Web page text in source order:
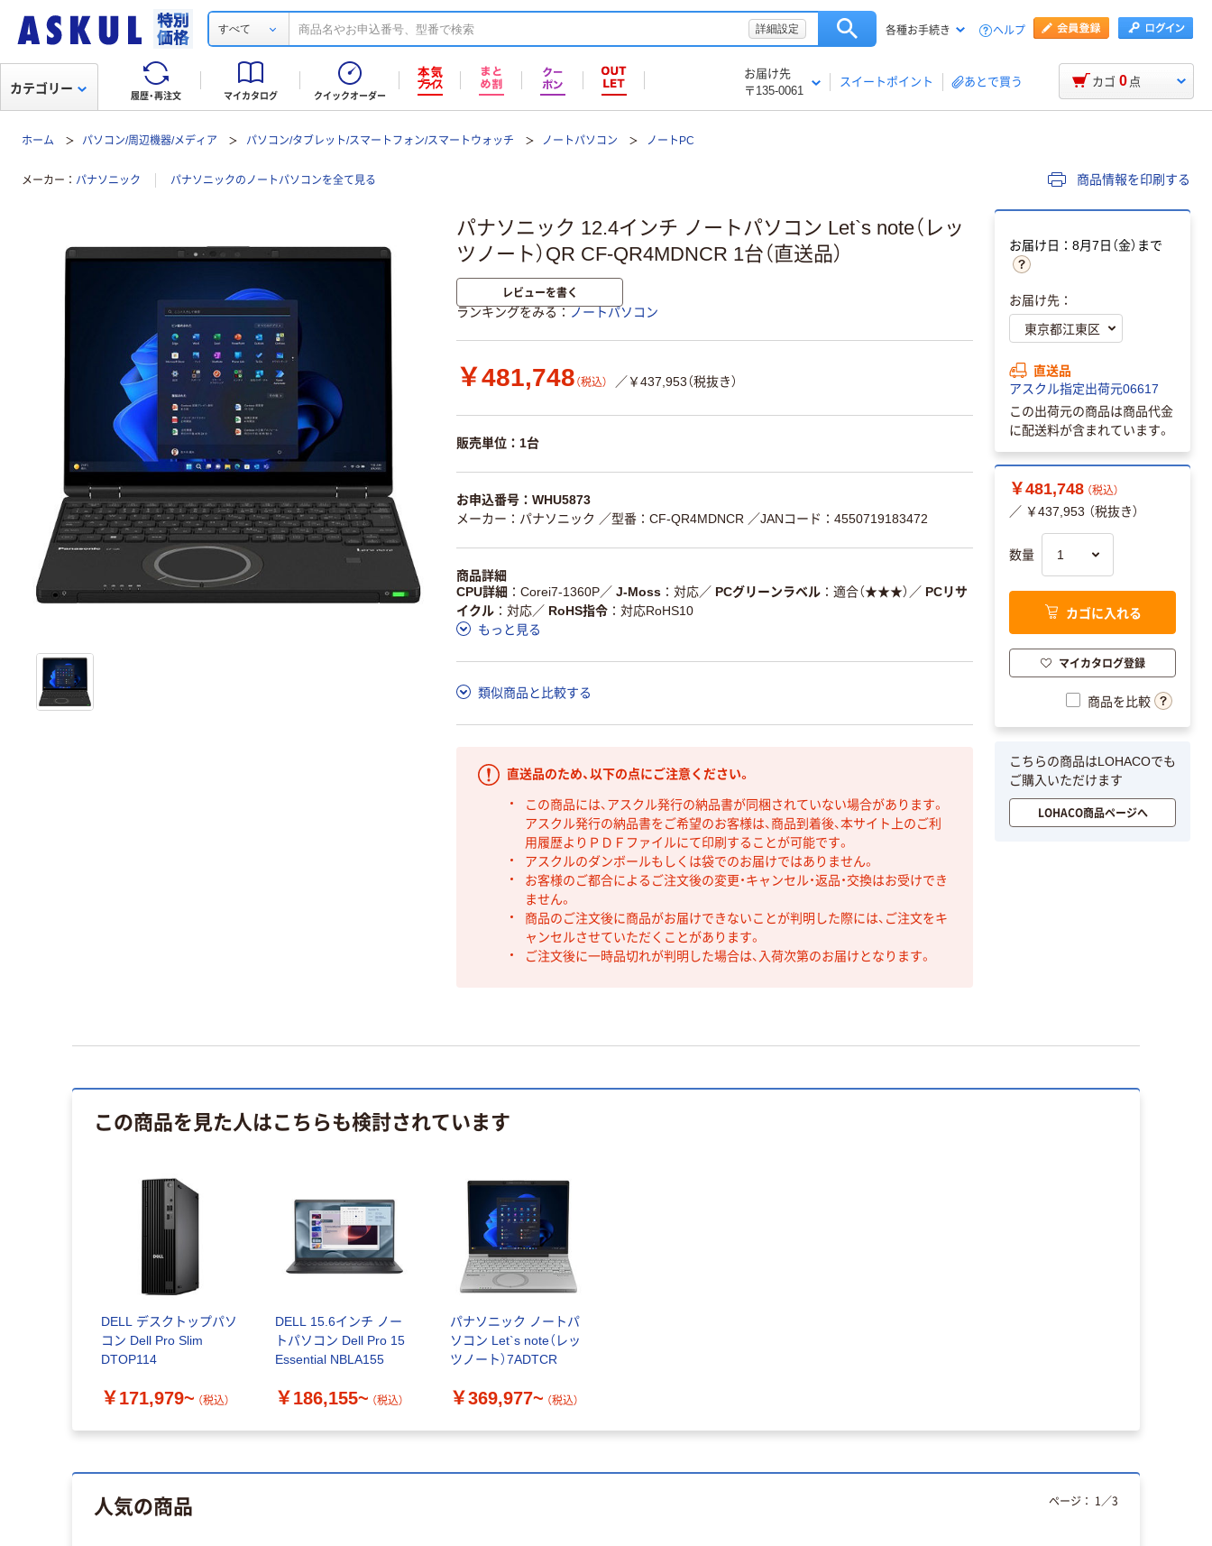
すべて 詳細設定 各種お手続き ヘルプ
履歴・再注文 マイカタログ クイックオーダー
お届け先
〒135-0061
スイートポイント あとで買う
カテゴリー カゴ 0 点
ホーム パソコン/周辺機器/メディア パソコン/タブレット/スマートフォン/スマートウォッチ ノートパソコン ノートPC
メーカー パナソニック パナソニックのノートパソコンを全て見る 商品情報を印刷する
パナソニック 12.4インチ ノートパソコン Let`s note（レッ
ツノート）QR CF-QR4MDNCR 1台（直送品）
レビューを書く
ランキングをみる ノートパソコン
￥481,748 （税込） ／￥437,953（税抜き）
販売単位：1台
お申込番号：WHU5873
メーカー：パナソニック ／型番：CF-QR4MDNCR ／JANコード：4550719183472
商品詳細
CPU詳細
Corei7-1360P／ J-Moss 対応／ PCグリーンラベル 適合（★★★） ／ PCリサ
イクル
対応／ RoHS指令
対応RoHS10
もっと見る
類似商品と比較する
直送品のため、以下の点にご注意ください。
この商品には、アスクル発行の納品書が同梱されていない場合があります。
アスクル発行の納品書をご希望のお客様は、商品到着後、本サイト上のご利
用履歴よりＰＤＦファイルにて印刷することが可能です。
アスクルのダンボールもしくは袋でのお届けではありません。
お客様のご都合によるご注文後の変更・キャンセル・返品・交換はお受けでき
ません。
商品のご注文後に商品がお届けできないことが判明した際には、ご注文をキ
ャンセルさせていただくことがあります。
ご注文後に一時品切れが判明した場合は、入荷次第のお届けとなります。
お届け日：8月7日（金）まで
お届け先：
直送品
アスクル指定出荷元06617
この出荷元の商品は商品代金
に配送料が含まれています。
￥481,748 （税込）
／ ￥437,953 （税抜き）
数量
カゴに入れる
マイカタログ登録
商品を比較
こちらの商品はLOHACOでも
ご購入いただけます
LOHACO商品ページへ
この商品を見た人はこちらも検討されています
DELL デスクトップパソ
コン Dell Pro Slim
DTOP114
￥171,979~ （税込）
DELL 15.6インチ ノー
トパソコン Dell Pro 15
Essential NBLA155
￥186,155~ （税込）
パナソニック ノートパ
ソコン Let`s note（レッ
ツノート）7ADTCR
￥369,977~ （税込）
人気の商品 ページ： 1 ／3